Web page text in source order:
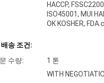
HACCP,
ISO45001, MUI
OK KOSHER,
송 조건:
수량:
1 톤
WITH